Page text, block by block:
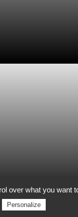
over what you want
Personalize